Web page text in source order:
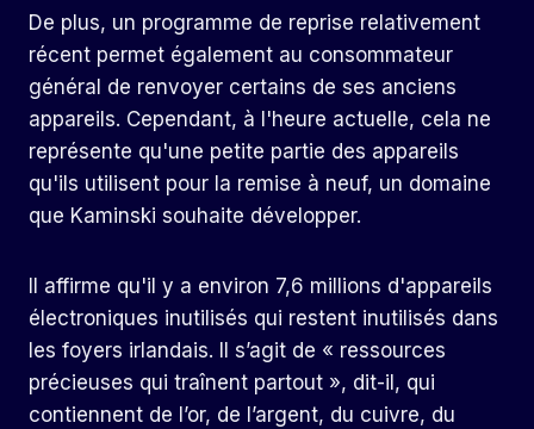
De plus, un programme de reprise relativement
récent permet également au consommateur
général de renvoyer certains de ses anciens
appareils. Cependant, à l'heure actuelle, cela ne
représente qu'une petite partie des appareils
qu'ils utilisent pour la remise à neuf, un domaine
que Kaminski souhaite développer.
Il affirme qu'il y a environ 7,6 millions d'appareils
électroniques inutilisés qui restent inutilisés dans
les foyers irlandais. Il s’agit de « ressources
précieuses qui traînent partout », dit-il, qui
contiennent de l’or, de l’argent, du cuivre, du